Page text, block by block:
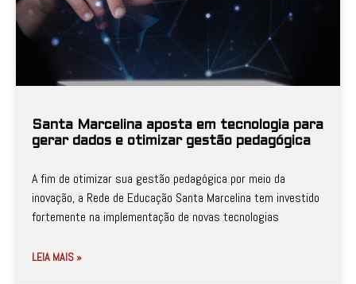
Santa Marcelina aposta em tecnologia para
gerar dados e otimizar gestão pedagógica
A fim de otimizar sua gestão pedagógica por meio da
inovação, a Rede de Educação Santa Marcelina tem investido
fortemente na implementação de novas tecnologias
LEIA MAIS »